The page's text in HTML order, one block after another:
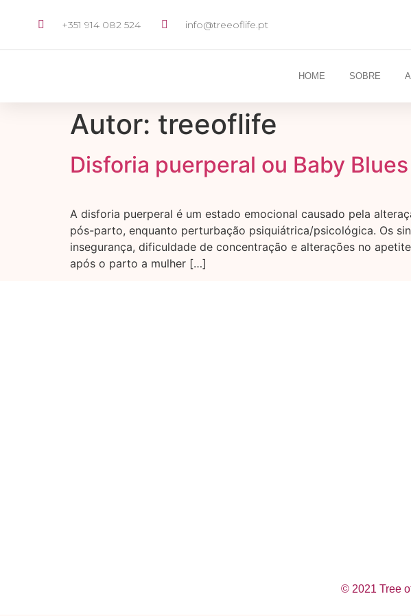
+351 914 082 524 info@treeoflife.pt
HOME SOBRE
Autor: treeoflife
Disforia puerperal ou Baby Blues
A disforia puerperal é um estado emocional causado pela
pós-parto, enquanto perturbação psiquiátrica/psicológica. Os
insegurança, dificuldade de concentração e alterações no
após o parto a mulher […]
© 2021 Tree